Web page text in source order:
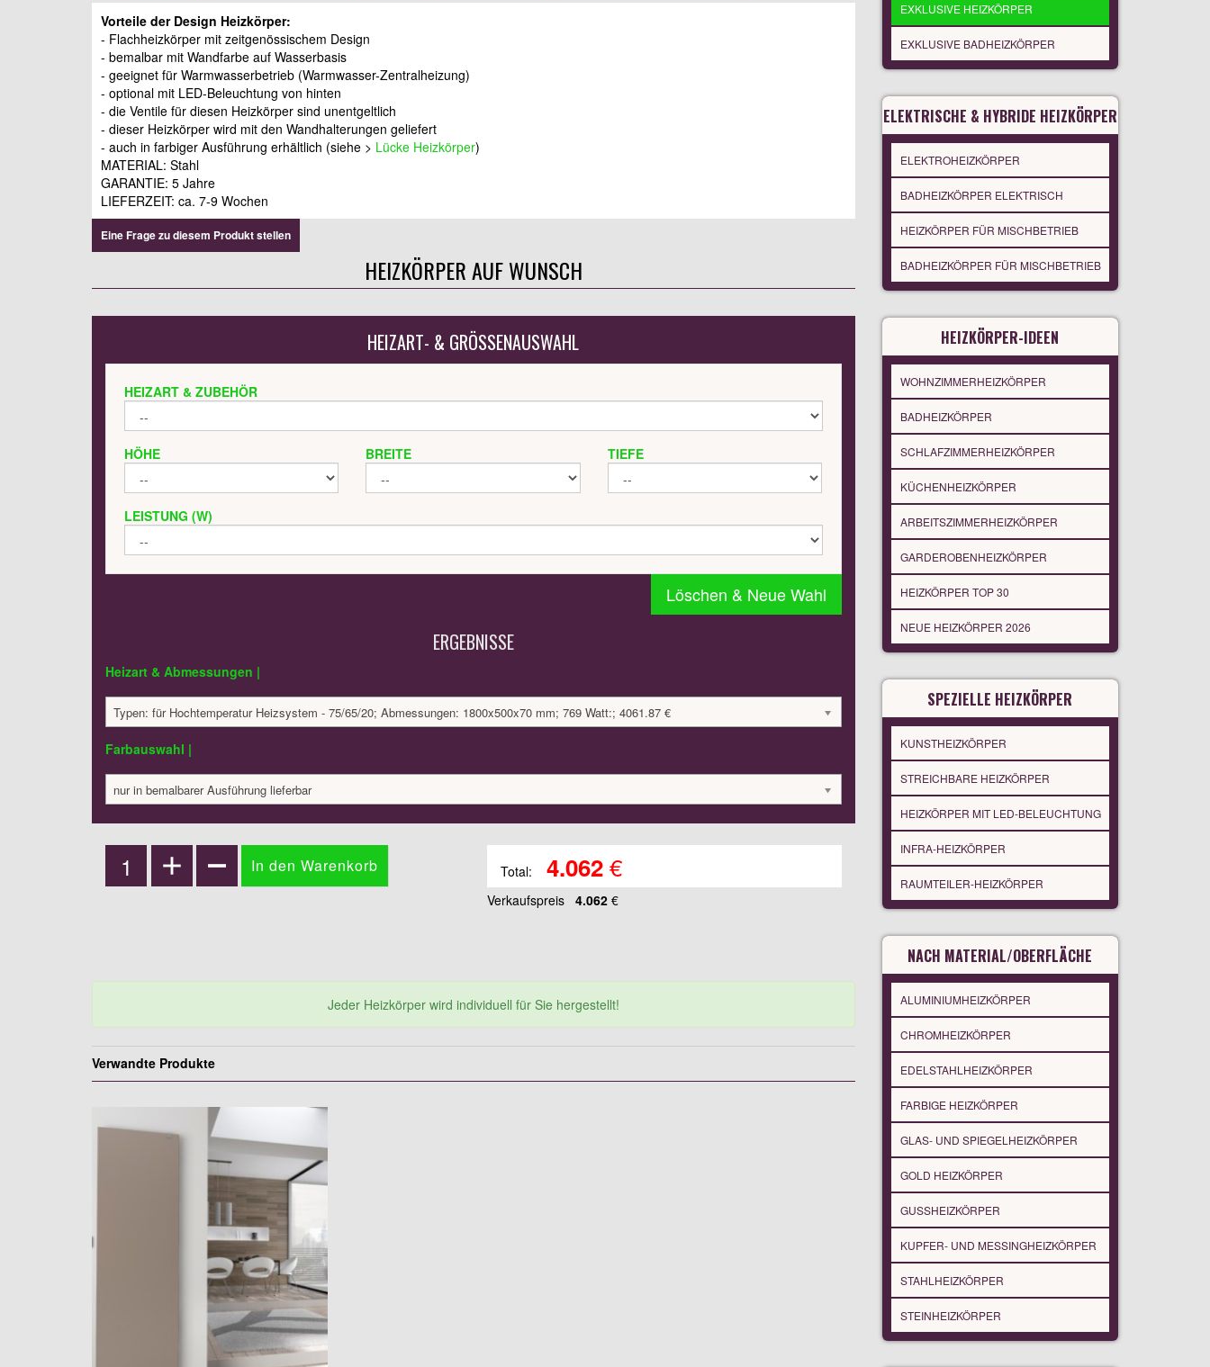
Vorteile der Design Heizkörper:
- Flachheizkörper mit zeitgenössischem Design
- bemalbar mit Wandfarbe auf Wasserbasis
- geeignet für Warmwasserbetrieb (Warmwasser-Zentralheizung)
- optional mit LED-Beleuchtung von hinten
- die Ventile für diesen Heizkörper sind unentgeltlich
- dieser Heizkörper wird mit den Wandhalterungen geliefert
- auch in farbiger Ausführung erhältlich (siehe > Lücke Heizkörper)
MATERIAL: Stahl
GARANTIE: 5 Jahre
LIEFERZEIT: ca. 7-9 Wochen
Eine Frage zu diesem Produkt stellen
HEIZKÖRPER AUF WUNSCH
HEIZART- & GRÖSSENAUSWAHL
HEIZART & ZUBEHÖR
HÖHE BREITE TIEFE
LEISTUNG (W)
Löschen & Neue Wahl
ERGEBNISSE
Heizart & Abmessungen |
Typen: für Hochtemperatur Heizsystem - 75/65/20; Abmessungen: 1800x500x70 mm; 769 Watt:; 4061.87 €
Farbauswahl |
nur in bemalbarer Ausführung lieferbar
Total: 4.062€
Verkaufspreis 4.062€
Jeder Heizkörper wird individuell für Sie hergestellt!
Verwandte Produkte
EXKLUSIVE HEIZKÖRPER
EXKLUSIVE BADHEIZKÖRPER
ELEKTRISCHE & HYBRIDE HEIZKÖRPER
ELEKTROHEIZKÖRPER
BADHEIZKÖRPER ELEKTRISCH
HEIZKÖRPER FÜR MISCHBETRIEB
BADHEIZKÖRPER FÜR MISCHBETRIEB
HEIZKÖRPER-IDEEN
WOHNZIMMERHEIZKÖRPER
BADHEIZKÖRPER
SCHLAFZIMMERHEIZKÖRPER
KÜCHENHEIZKÖRPER
ARBEITSZIMMERHEIZKÖRPER
GARDEROBENHEIZKÖRPER
HEIZKÖRPER TOP 30
NEUE HEIZKÖRPER 2026
SPEZIELLE HEIZKÖRPER
KUNSTHEIZKÖRPER
STREICHBARE HEIZKÖRPER
HEIZKÖRPER MIT LED-BELEUCHTUNG
INFRA-HEIZKÖRPER
RAUMTEILER-HEIZKÖRPER
NACH MATERIAL/OBERFLÄCHE
ALUMINIUMHEIZKÖRPER
CHROMHEIZKÖRPER
EDELSTAHLHEIZKÖRPER
FARBIGE HEIZKÖRPER
GLAS- UND SPIEGELHEIZKÖRPER
GOLD HEIZKÖRPER
GUSSHEIZKÖRPER
KUPFER- UND MESSINGHEIZKÖRPER
STAHLHEIZKÖRPER
STEINHEIZKÖRPER